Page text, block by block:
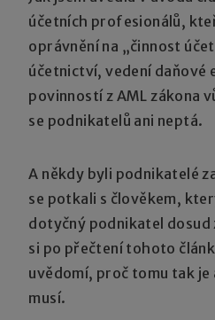
účetních profesionálů,
oprávnění na „činnost
účetnictví, vedení daňové
povinností z AML zákona
se podnikatelů ani neptá.
A někdy byli podnikatelé
se potkali s člověkem,
dotyčný podnikatel dosud
si po přečtení tohoto
uvědomí, proč tomu tak
musí.